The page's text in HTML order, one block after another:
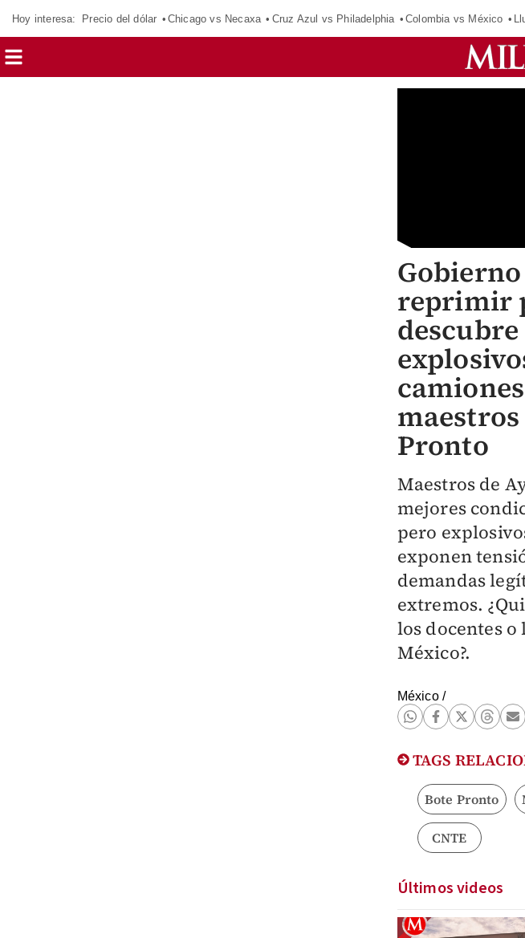
Hoy interesa: Precio del dólar Chicago vs Necaxa Cruz Azul vs Philadelphia Colombia vs México
reprimir
descubre
Pronto
Maestros de
mejores
pero
exponen
demandas
extremos.
los docentes o
México?.
México/
TAGS
Bote Pronto
CNTE
Últimos videos